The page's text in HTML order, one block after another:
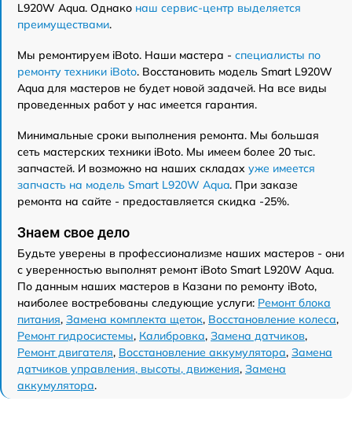
L920W Aqua. Однако наш сервис-центр выделяется
преимуществами.
Мы ремонтируем iBoto. Наши мастера - специалисты по
ремонту техники iBoto. Восстановить модель Smart L920W
Aqua для мастеров не будет новой задачей. На все виды
проведенных работ у нас имеется гарантия.
Минимальные сроки выполнения ремонта. Мы большая
сеть мастерских техники iBoto. Мы имеем более 20 тыс.
запчастей. И возможно на наших складах уже имеется
запчасть на модель Smart L920W Aqua. При заказе
ремонта на сайте - предоставляется скидка -25%.
Знаем свое дело
Будьте уверены в профессионализме наших мастеров - они
с уверенностью выполнят ремонт iBoto Smart L920W Aqua.
По данным наших мастеров в Казани по ремонту iBoto,
наиболее востребованы следующие услуги: Ремонт блока
питания, Замена комплекта щеток, Восстановление колеса,
Ремонт гидросистемы, Калибровка, Замена датчиков,
Ремонт двигателя, Восстановление аккумулятора, Замена
датчиков управления, высоты, движения, Замена
аккумулятора.